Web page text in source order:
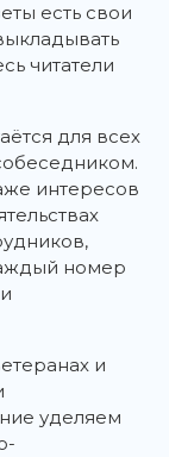
есть свои
читатели
для всех
интересов
номер
и
уделяем